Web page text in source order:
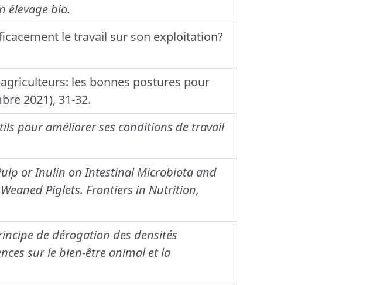
élevage bio.
le travail sur son exploitation?
les bonnes postures pour
2021), 31-32.
pour améliorer ses conditions de travail
or Inulin on Intestinal Microbiota and
Piglets. Frontiers in Nutrition,
de dérogation des densités
sur le bien-être animal et la